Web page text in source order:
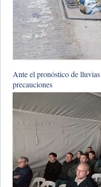
Ante el pronóstico de
precauciones